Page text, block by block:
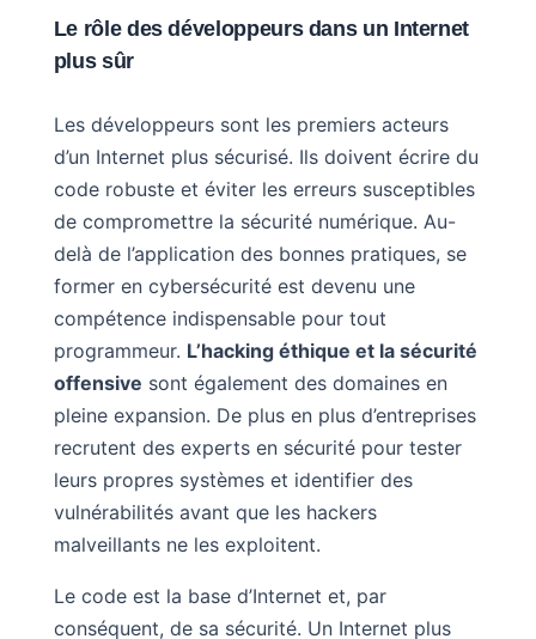
Le rôle des développeurs dans un Internet
plus sûr
Les développeurs sont les premiers acteurs
d’un Internet plus sécurisé. Ils doivent écrire du
code robuste et éviter les erreurs susceptibles
de compromettre la sécurité numérique. Au-
delà de l’application des bonnes pratiques, se
former en cybersécurité est devenu une
compétence indispensable pour tout
programmeur. L’hacking éthique et la sécurité
offensive sont également des domaines en
pleine expansion. De plus en plus d’entreprises
recrutent des experts en sécurité pour tester
leurs propres systèmes et identifier des
vulnérabilités avant que les hackers
malveillants ne les exploitent.
Le code est la base d’Internet et, par
conséquent, de sa sécurité. Un Internet plus